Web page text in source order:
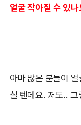
얼굴 작아질 수 있
아마 많은 분들이
실 텐데요. 저도..